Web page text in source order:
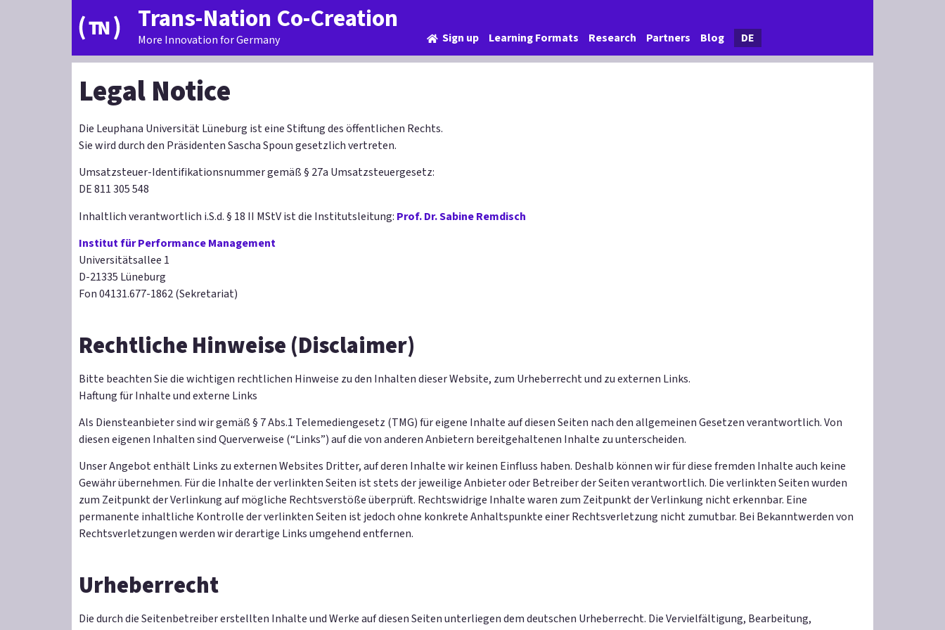
Trans-Nation Co-Creation
More Innovation for Germany Sign up Learning Formats Research Partners Blog DE
Legal Notice
Die Leuphana Universität Lüneburg ist eine Stiftung des öffentlichen Rechts.
Sie wird durch den Präsidenten Sascha Spoun gesetzlich vertreten.
Umsatzsteuer-Identifikationsnummer gemäß § 27a Umsatzsteuergesetz:
DE 811 305 548
Inhaltlich verantwortlich i.S.d. § 18 II MStV ist die Institutsleitung: Prof. Dr. Sabine Remdisch
Institut für Performance Management
Universitätsallee 1
D-21335 Lüneburg
Fon 04131.677-1862 (Sekretariat)
Rechtliche Hinweise (Disclaimer)
Bitte beachten Sie die wichtigen rechtlichen Hinweise zu den Inhalten dieser Website, zum Urheberrecht und zu externen Links.
Haftung für Inhalte und externe Links
Als Diensteanbieter sind wir gemäß § 7 Abs.1 Telemediengesetz (TMG) für eigene Inhalte auf diesen Seiten nach den allgemeinen Gesetzen verantwortlich. Von
diesen eigenen Inhalten sind Querverweise (“Links”) auf die von anderen Anbietern bereitgehaltenen Inhalte zu unterscheiden.
Unser Angebot enthält Links zu externen Websites Dritter, auf deren Inhalte wir keinen Einfluss haben. Deshalb können wir für diese fremden Inhalte auch keine
Gewähr übernehmen. Für die Inhalte der verlinkten Seiten ist stets der jeweilige Anbieter oder Betreiber der Seiten verantwortlich. Die verlinkten Seiten wurden
zum Zeitpunkt der Verlinkung auf mögliche Rechtsverstöße überprüft. Rechtswidrige Inhalte waren zum Zeitpunkt der Verlinkung nicht erkennbar. Eine
permanente inhaltliche Kontrolle der verlinkten Seiten ist jedoch ohne konkrete Anhaltspunkte einer Rechtsverletzung nicht zumutbar. Bei Bekanntwerden von
Rechtsverletzungen werden wir derartige Links umgehend entfernen.
Urheberrecht
Die durch die Seitenbetreiber erstellten Inhalte und Werke auf diesen Seiten unterliegen dem deutschen Urheberrecht. Die Vervielfältigung, Bearbeitung,